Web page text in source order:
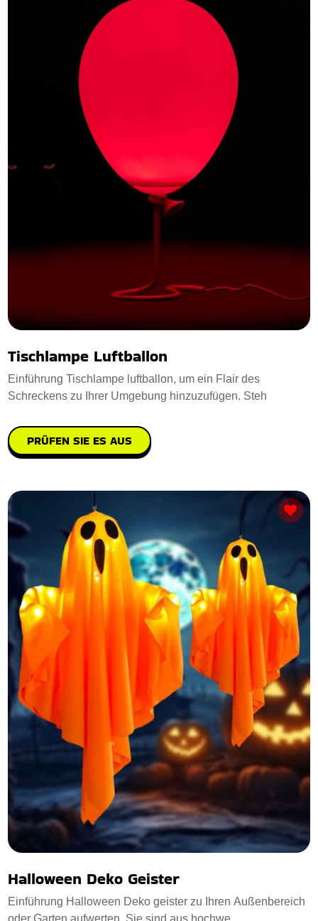
Tischlampe Luftballon
Einführung Tischlampe luftballon, um ein Flair des
Schreckens zu Ihrer Umgebung hinzuzufügen. Steh
PRÜFEN SIE ES AUS
Halloween Deko Geister
Einführung Halloween Deko geister zu Ihren Außenbereich